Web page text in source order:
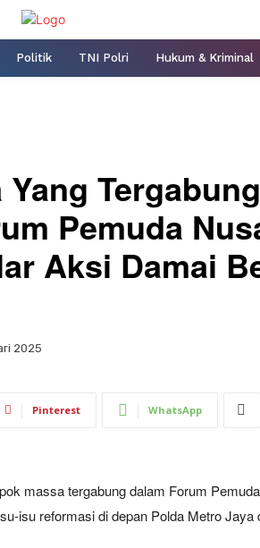
Politik TNI Polri Hukum & Kriminal
Pemuda
Aksi Damai
2025
Pinterest WhatsApp
massa tergabung dalam Forum
isu reformasi di depan Polda Metro Jaya